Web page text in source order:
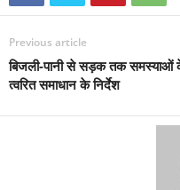
Previous article
बिजली-पानी से सड़क तक समस्याओं
त्वरित समाधान के निर्देश